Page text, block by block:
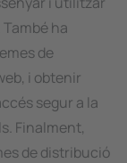
ha
de
i obtenir
segur a la
Finalment,
de distribució